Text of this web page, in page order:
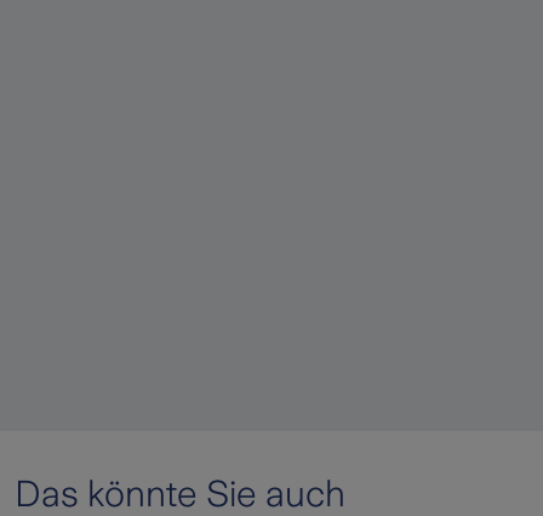
Das könnte Sie auch